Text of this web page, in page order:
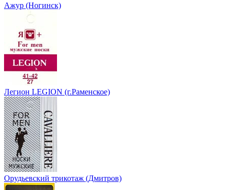
Ажур (Ногинск)
Легион LEGION (г.Раменское)
Орудьевский трикотаж (Дмитров)